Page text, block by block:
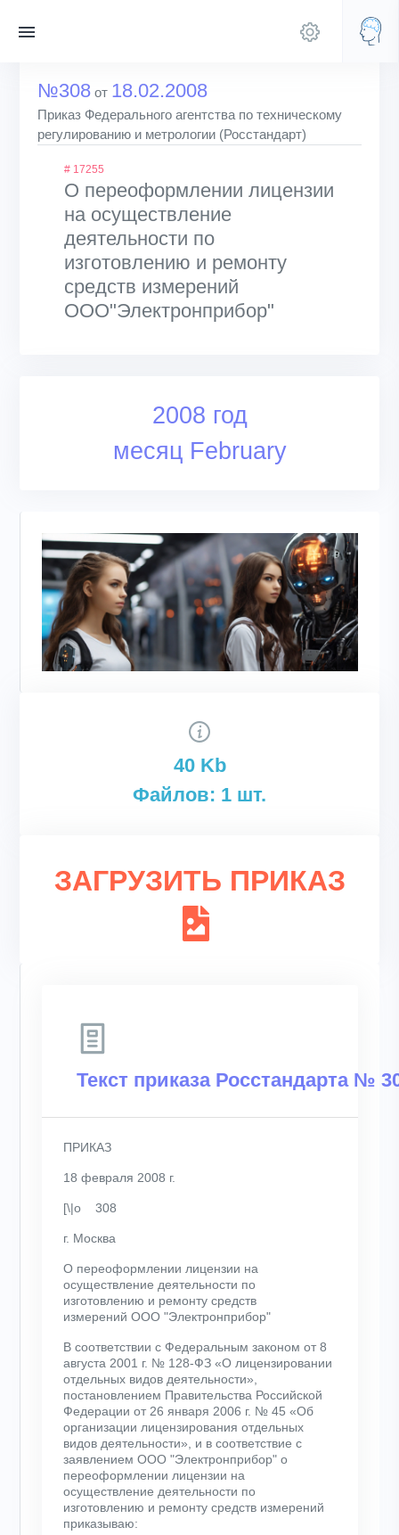
№308 от 18.02.2008
Приказ Федерального агентства по техническому
регулированию и метрологии (Росстандарт)
# 17255
О переоформлении лицензии
на осуществление
деятельности по
изготовлению и ремонту
средств измерений
ООО"Электронприбор"
2008 год
месяц February
40 Kb
Файлов: 1 шт.
ЗАГРУЗИТЬ ПРИКАЗ
Текст приказа Росстандарта №
ПРИКАЗ
18 февраля 2008 г.
[\|о 308
г. Москва
О переоформлении лицензии на
осуществление деятельности по
изготовлению и ремонту средств
измерений ООО "Электронприбор"
В соответствии с Федеральным законом от 8
августа 2001 г. № 128-ФЗ «О лицензировании
отдельных видов деятельности»,
постановлением Правительства Российской
Федерации от 26 января 2006 г. № 45 «Об
организации лицензирования отдельных
видов деятельности», и в соответствие с
заявлением ООО "Электронприбор" о
переоформлении лицензии на
осуществление деятельности по
изготовлению и ремонту средств измерений
приказываю: